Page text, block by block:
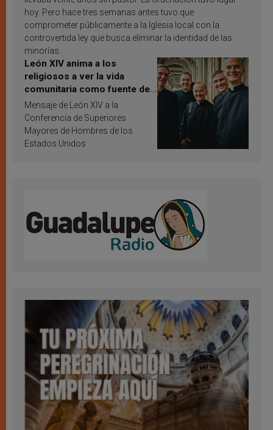
hoy. Pero hace tres semanas antes tuvo que
comprometer públicamente a la Iglesia local con la
controvertida ley que busca eliminar la identidad de las
minorías.
León XIV anima a los
religiosos a ver la vida
comunitaria como fuente de
inspiración y santificación
Mensaje de León XIV a la
Conferencia de Superiores
Mayores de Hombres de los
Estados Unidos